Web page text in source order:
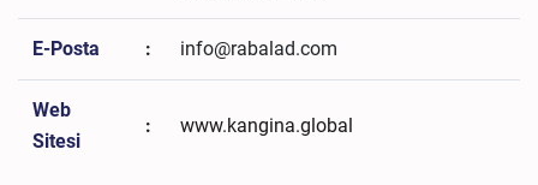
E-Posta : info@rabalad.com
Web
Sitesi
: www.kangina.global